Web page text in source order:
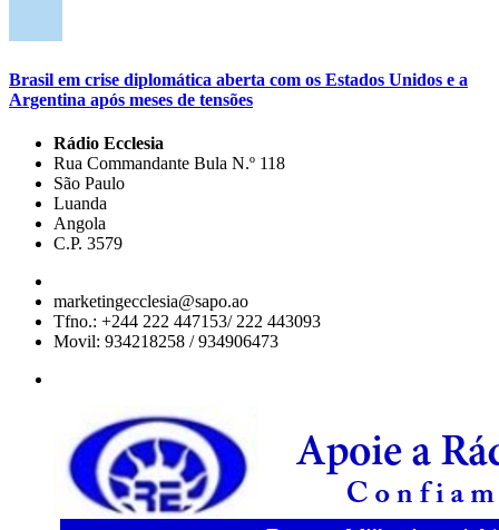
Brasil em crise diplomática aberta com os Estados Unidos e a
Argentina após meses de tensões
Rádio Ecclesia
Rua Commandante Bula N.º 118
São Paulo
Luanda
Angola
C.P. 3579
marketingecclesia@sapo.ao
Tfno.: +244 222 447153/ 222 443093
Movil: 934218258 / 934906473